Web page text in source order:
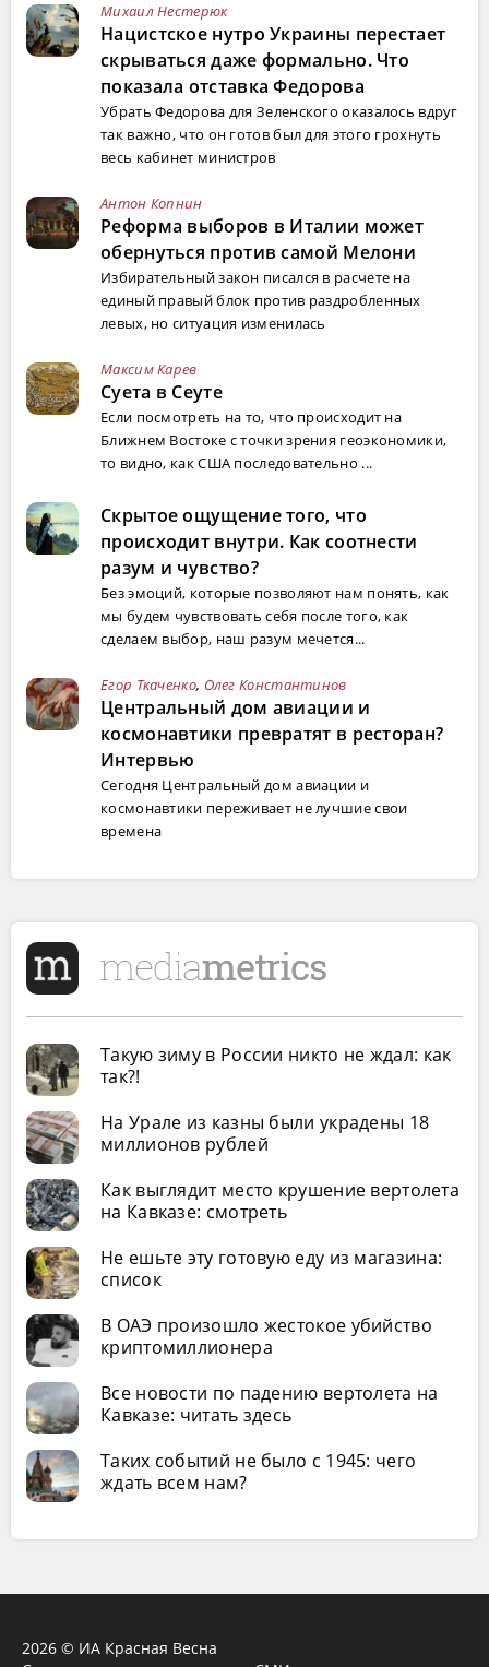
Михаил Нестерюк
Нацистское нутро Украины перестает
скрываться даже формально. Что
показала отставка Федорова
Убрать Федорова для Зеленского оказалось вдруг
так важно, что он готов был для этого грохнуть
весь кабинет министров
Антон Копнин
Реформа выборов в Италии может
обернуться против самой Мелони
Избирательный закон писался в расчете на
единый правый блок против раздробленных
левых, но ситуация изменилась
Максим Карев
Суета в Сеуте
Если посмотреть на то, что происходит на
Ближнем Востоке с точки зрения геоэкономики,
то видно, как США последовательно ...
Скрытое ощущение того, что
происходит внутри. Как соотнести
разум и чувство?
Без эмоций, которые позволяют нам понять, как
мы будем чувствовать себя после того, как
сделаем выбор, наш разум мечется...
Егор Ткаченко, Олег Константинов
Центральный дом авиации и
космонавтики превратят в ресторан?
Интервью
Сегодня Центральный дом авиации и
космонавтики переживает не лучшие свои
времена
Такую зиму в России никто не ждал: как
так?!
На Урале из казны были украдены 18
миллионов рублей
Как выглядит место крушение вертолета
на Кавказе: смотреть
Не ешьте эту готовую еду из магазина:
список
В ОАЭ произошло жестокое убийство
криптомиллионера
Все новости по падению вертолета на
Кавказе: читать здесь
Таких событий не было с 1945: чего
ждать всем нам?
2026 © ИА Красная Весна